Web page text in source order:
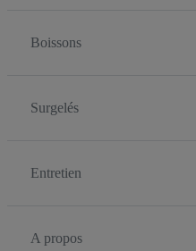
Boissons
Surgelés
Entretien
A propos